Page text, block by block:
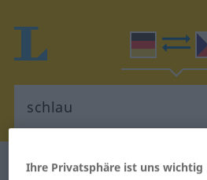
Deutsch-Tschechisch
Ihre Privatsphäre ist uns wichtig